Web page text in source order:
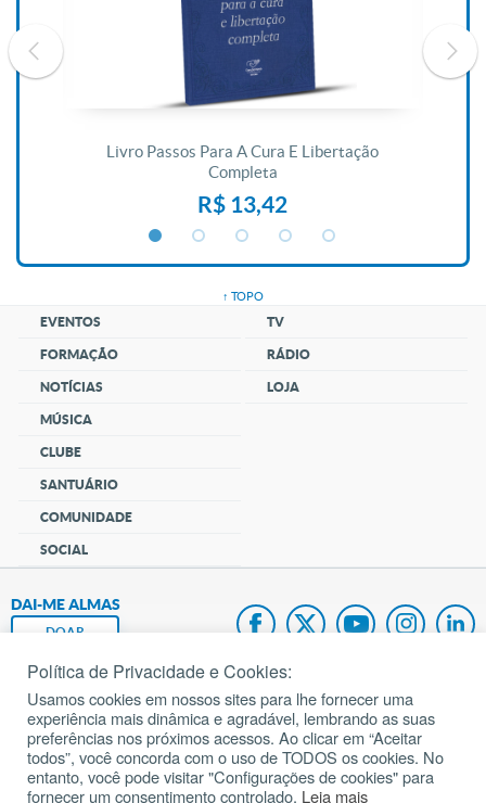
Livro Passos Para A Cura E Libertação
Completa
R$ 13,42
↑ TOPO
EVENTOS
FORMAÇÃO
NOTÍCIAS
MÚSICA
CLUBE
SANTUÁRIO
COMUNIDADE
SOCIAL
TV
RÁDIO
LOJA
DAI-ME ALMAS
DOAR
Fundação João Paulo II
Pedido de Oração
Mapa do site
Política de Privacidade e Cookies:
Usamos cookies em nossos sites para lhe fornecer uma
experiência mais dinâmica e agradável, lembrando as suas
preferências nos próximos acessos. Ao clicar em “Aceitar
todos”, você concorda com o uso de TODOS os cookies. No
entanto, você pode visitar "Configurações de cookies" para
fornecer um consentimento controlado. Leia mais